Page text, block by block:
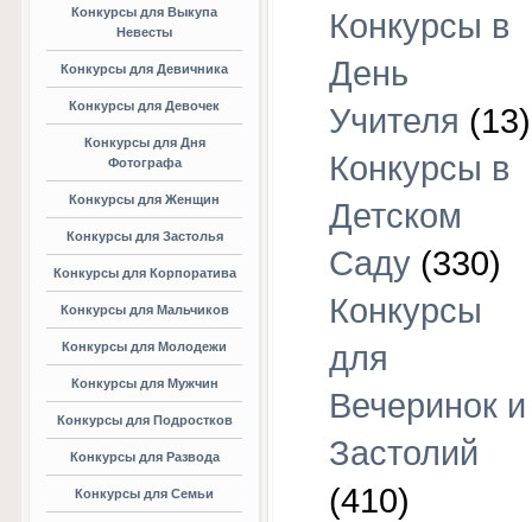
Конкурсы для Выкупа
Невесты
Конкурсы для Девичника
Конкурсы для Девочек
Конкурсы для Дня
Фотографа
Конкурсы для Женщин
Конкурсы для Застолья
Конкурсы для Корпоратива
Конкурсы для Мальчиков
Конкурсы для Молодежи
Конкурсы для Мужчин
Конкурсы для Подростков
Конкурсы для Развода
Конкурсы для Семьи
Конкурсы в
День
Учителя (13)
Конкурсы в
Детском
Саду(330)
Конкурсы
для
Вечеринок и
Застолий
(410)